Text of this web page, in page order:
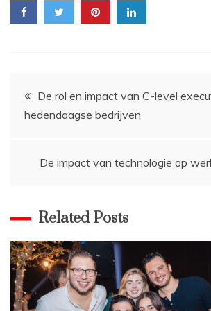
Bericht
navigatie
De rol en impact van C-level
hedendaagse bedrijven
De impact van technologie op
Related Posts